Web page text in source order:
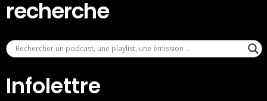
recherche
Infolettre